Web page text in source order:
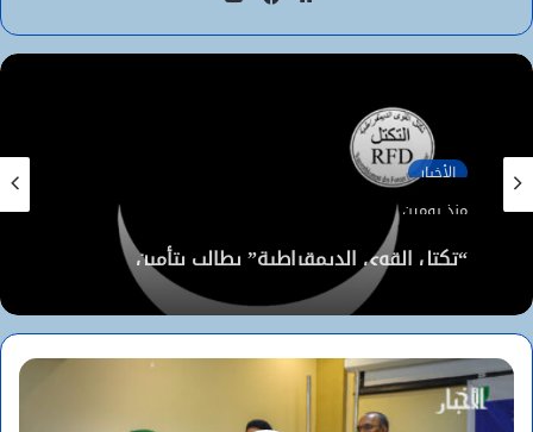
الويب
الأخبار
منذ يومين
لماذا لا يخشى اليمنيون حربا جديدة؟
الأخبار
منذ يومين
“تكتل القوى الديمقراطية” يطالب بتأمين
الموريتانيين في مالي ويكشف تفاصيل احتجازهم